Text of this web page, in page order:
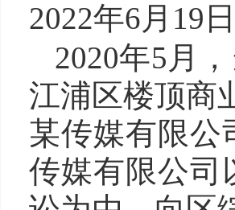
2022年6月19日
2020年5月
江浦区楼顶商
某传媒有限公
传媒有限公司